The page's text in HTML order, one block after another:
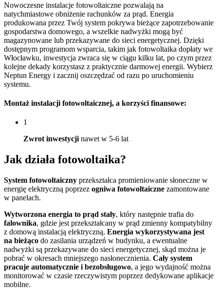
Nowoczesne instalacje fotowoltaiczne pozwalają na
natychmiastowe obniżenie rachunków za prąd. Energia
produkowana przez Twój system pokrywa bieżące zapotrzebowanie
gospodarstwa domowego, a wszelkie nadwyżki mogą być
magazynowane lub przekazywane do sieci energetycznej. Dzięki
dostępnym programom wsparcia, takim jak fotowoltaika dopłaty we
Włocławku, inwestycja zwraca się w ciągu kilku lat, po czym przez
kolejne dekady korzystasz z praktycznie darmowej energii. Wybierz
Neptun Energy i zacznij oszczędzać od razu po uruchomieniu
systemu.
Montaż instalacji fotowoltaicznej, a korzyści finansowe:
1
Zwrot inwestycji nawet w 5-6 lat
Jak działa fotowoltaika?
System fotowoltaiczny przekształca promieniowanie słoneczne w
energię elektryczną poprzez ogniwa fotowoltaiczne zamontowane
w panelach.
Wytworzona energia to prąd stały, który następnie trafia do
falownika, gdzie jest przekształcany w prąd zmienny kompatybilny
z domową instalacją elektryczną. Energia wykorzystywana jest
na bieżąco do zasilania urządzeń w budynku, a ewentualne
nadwyżki są przekazywane do sieci energetycznej, skąd można je
pobrać w okresach mniejszego nasłonecznienia. Cały system
pracuje automatycznie i bezobsługowo, a jego wydajność można
monitorować w czasie rzeczywistym poprzez dedykowane aplikacje
mobilne.